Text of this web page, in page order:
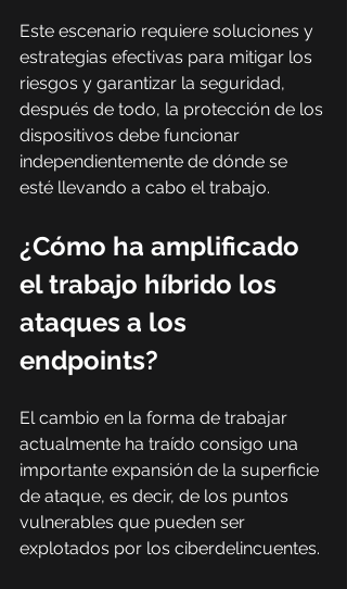
Este escenario requiere soluciones y
estrategias efectivas para mitigar los
riesgos y garantizar la seguridad,
después de todo, la protección de los
dispositivos debe funcionar
independientemente de dónde se
esté llevando a cabo el trabajo.
¿Cómo ha amplificado
el trabajo híbrido los
ataques a los
endpoints?
El cambio en la forma de trabajar
actualmente ha traído consigo una
importante expansión de la superficie
de ataque, es decir, de los puntos
vulnerables que pueden ser
explotados por los ciberdelincuentes.